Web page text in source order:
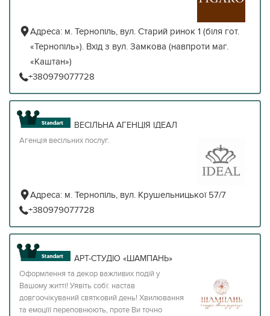
Адреса: м. Тернопіль, вул. Старий ринок 1 (біля гот.
«Тернопіль»). Вхід з вул. Замкова (навпроти маг.
«Каштан»)
+380979077728
ВЕСІЛЬНА АГЕНЦІЯ ІДЕАЛ
Агенція весільних послуг.
Адреса: м. Тернопіль, вул. Крушельницької 57/7
+380979077728
АРТ-СТУДІО «ШАМПАНЬ»
Оформлення та декор важливих подій у
Вашому житті! Уявіть собі: настав
довгоочікуваний святковий день! Хвилювання
та емоціїї переповнюють, проте Ви точно